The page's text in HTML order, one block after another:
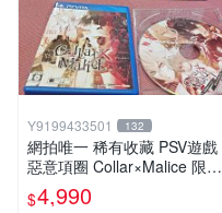
Y9199433501 132
網拍唯一 稀有收藏 PSV遊戲
惡意項圈 Collar×Malice 限定
版 日版
$4,990